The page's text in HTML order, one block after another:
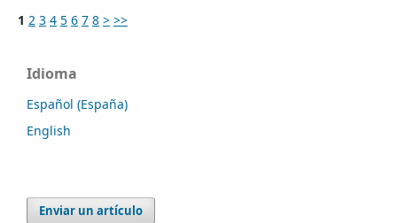
1 2 3 4 5 6 7 8 > >>
Idioma
Español (España)
English
Enviar un artículo